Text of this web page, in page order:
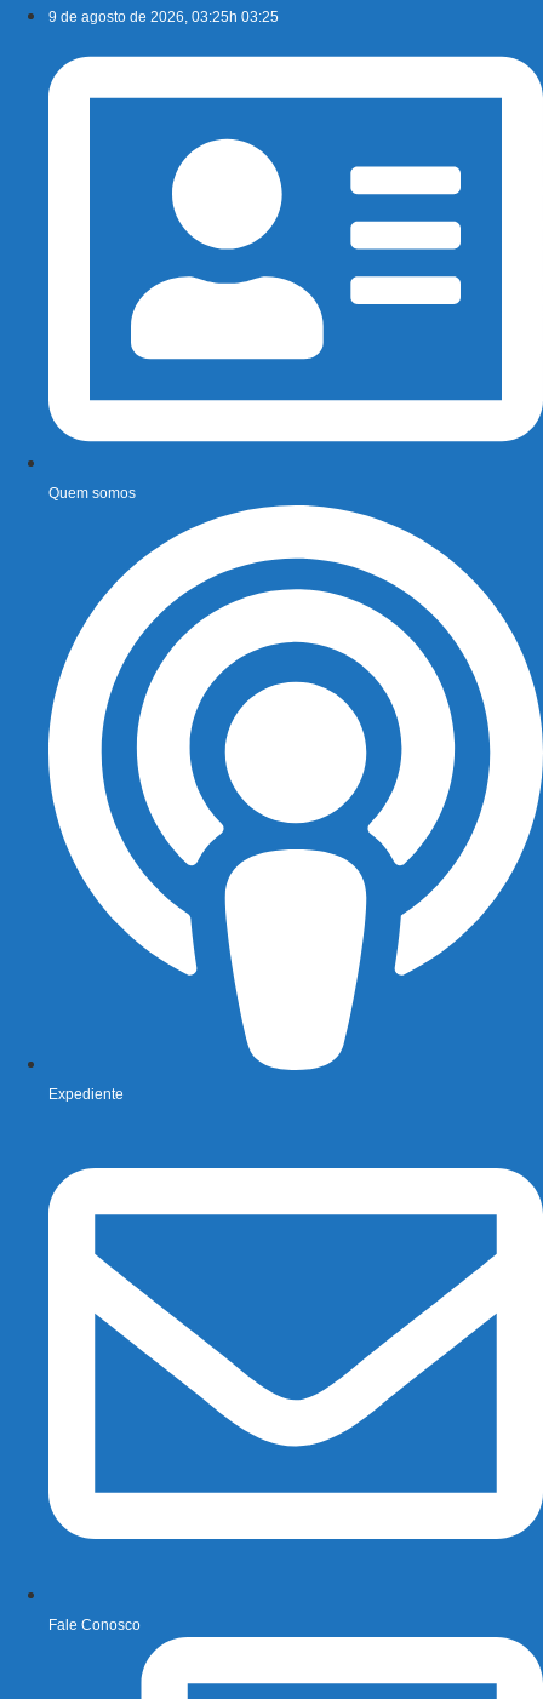
conteúdo
9 de agosto de 2026, 03:25h 03:25
Quem somos
Expediente
Fale Conosco